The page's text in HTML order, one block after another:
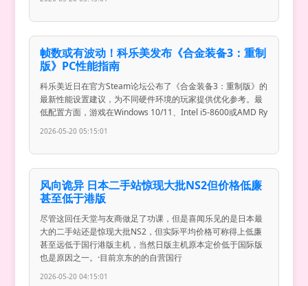
帧数或有波动！科乐美发布《合金装备3：重制
版》PC性能指南
科乐美近日在官方Steam论坛公布了《合金装备3：重制版》的
最新性能设置建议，为不同硬件环境的玩家提供优化参考。最
低配置方面，游戏在Windows 10/11、Intel i5-8600或AMD Ry
2026-05-20 05:15:01
风向诡异 日本二手站惊现大批NS2但价格低廉
甚至低于港版
尽管这回任天堂与友商做足了功课，但是喜闻乐见的是日本最
大的二手站还是惊现大批NS2，但实际平均价格可称得上低廉
甚至远低于国行港版主机，当然日版主机原本定价低于国际版
也是原因之一。·目前京东的的自营国行
2026-05-20 04:15:01